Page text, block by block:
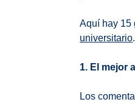
Aquí hay 15
universitario.
1. El mejor
Los